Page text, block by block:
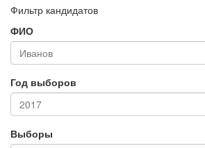
Фильтр кандидатов
ФИО
Год выборов
Выборы